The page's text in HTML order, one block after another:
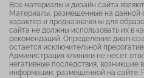
Все материалы и дизайн сайта
Материалы, размещенные на данной
характер и предназначены для
сайта не должны использовать их в
рекомендаций. Определение
остается исключительной
Администрация клиники не несет
негативные последствия, возникшие
информации, размещенной на сайте.